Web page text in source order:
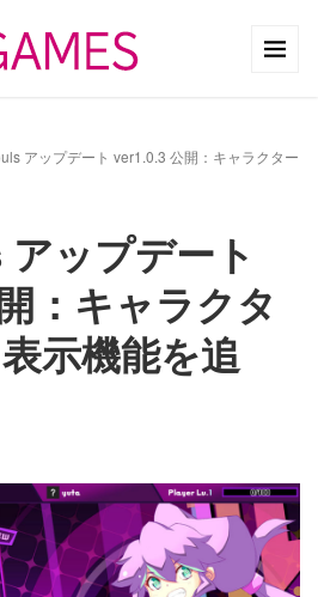
アップデート ver1.0.3 公開：キャラクター
ップデート
：キャラクタ
示機能を追